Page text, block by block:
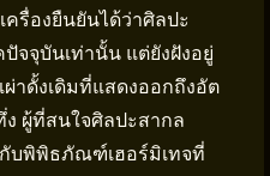
ครื่องยืนยันได้ว่าศิลปะ
จจุบันเท่านั้น แต่ยังฝังอยู่
าดั้งเดิมที่แสดงออกถึงอัต
ผู้ที่สนใจศิลปะสากล
บพิพิธภัณฑ์เฮอร์มิเทจที่